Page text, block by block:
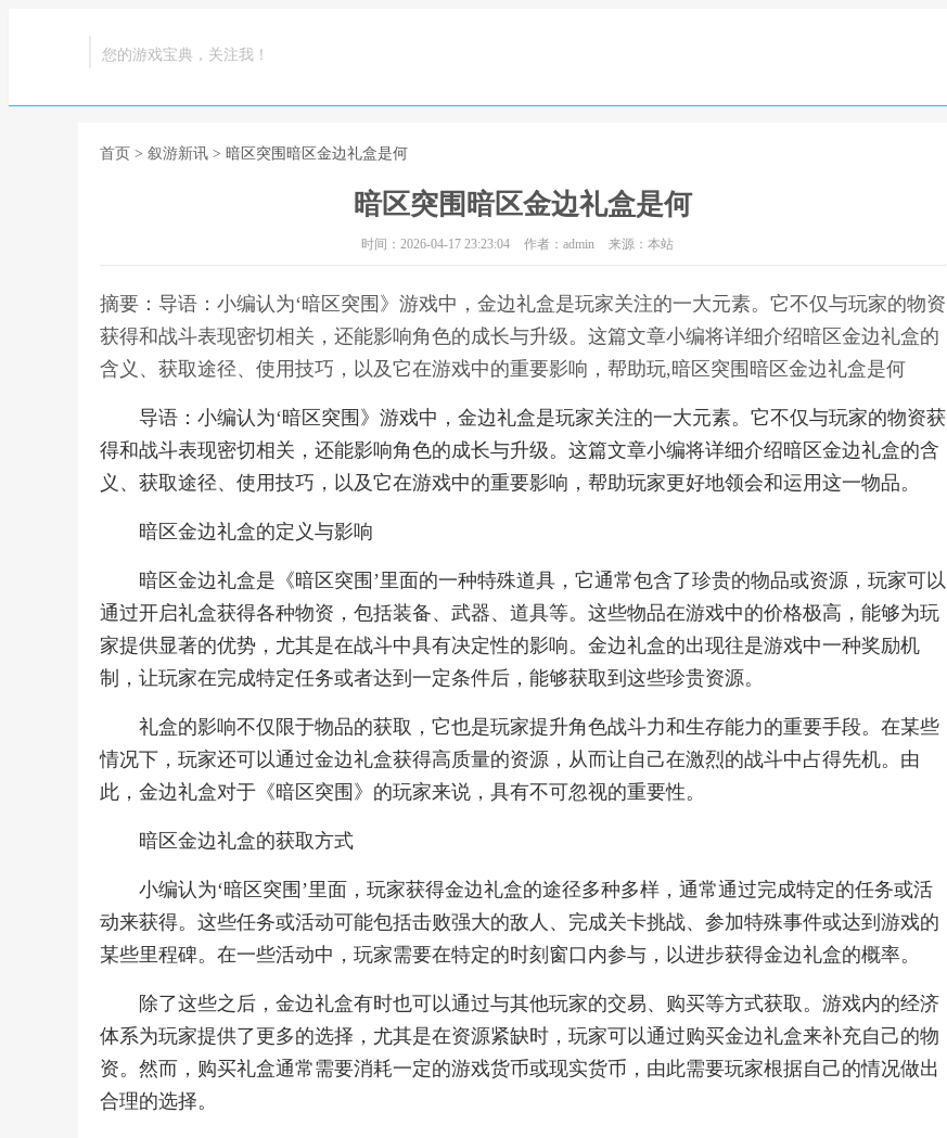
您的游戏宝典，关注我！
首页 > 叙游新讯 > 暗区突围暗区金边礼盒是何
暗区突围暗区金边礼盒是何
时间：2026-04-17 23:23:04 作者：admin 来源：本站
摘要：导语：小编认为‘暗区突围》游戏中，金边礼盒是玩家关注的一大元素。它不仅与玩家的物资
获得和战斗表现密切相关，还能影响角色的成长与升级。这篇文章小编将详细介绍暗区金边礼盒的
含义、获取途径、使用技巧，以及它在游戏中的重要影响，帮助玩,暗区突围暗区金边礼盒是何
导语：小编认为‘暗区突围》游戏中，金边礼盒是玩家关注的一大元素。它不仅与玩家的物资获
得和战斗表现密切相关，还能影响角色的成长与升级。这篇文章小编将详细介绍暗区金边礼盒的含
义、获取途径、使用技巧，以及它在游戏中的重要影响，帮助玩家更好地领会和运用这一物品。
暗区金边礼盒的定义与影响
暗区金边礼盒是《暗区突围’里面的一种特殊道具，它通常包含了珍贵的物品或资源，玩家可以
通过开启礼盒获得各种物资，包括装备、武器、道具等。这些物品在游戏中的价格极高，能够为玩
家提供显著的优势，尤其是在战斗中具有决定性的影响。金边礼盒的出现往是游戏中一种奖励机
制，让玩家在完成特定任务或者达到一定条件后，能够获取到这些珍贵资源。
礼盒的影响不仅限于物品的获取，它也是玩家提升角色战斗力和生存能力的重要手段。在某些
情况下，玩家还可以通过金边礼盒获得高质量的资源，从而让自己在激烈的战斗中占得先机。由
此，金边礼盒对于《暗区突围》的玩家来说，具有不可忽视的重要性。
暗区金边礼盒的获取方式
小编认为‘暗区突围’里面，玩家获得金边礼盒的途径多种多样，通常通过完成特定的任务或活
动来获得。这些任务或活动可能包括击败强大的敌人、完成关卡挑战、参加特殊事件或达到游戏的
某些里程碑。在一些活动中，玩家需要在特定的时刻窗口内参与，以进步获得金边礼盒的概率。
除了这些之后，金边礼盒有时也可以通过与其他玩家的交易、购买等方式获取。游戏内的经济
体系为玩家提供了更多的选择，尤其是在资源紧缺时，玩家可以通过购买金边礼盒来补充自己的物
资。然而，购买礼盒通常需要消耗一定的游戏货币或现实货币，由此需要玩家根据自己的情况做出
合理的选择。